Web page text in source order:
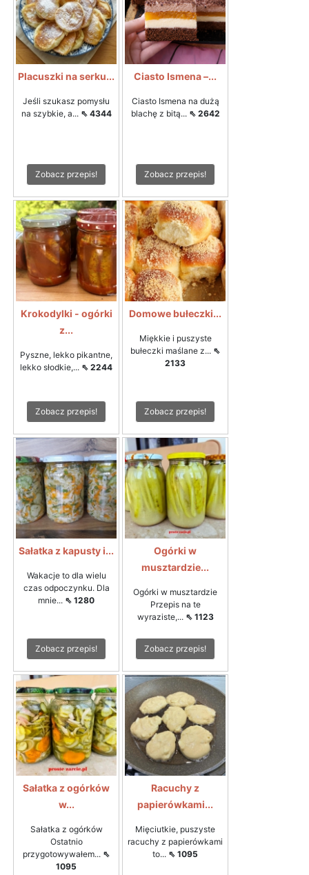
Placuszki na serku...
Jeśli szukasz pomysłu
na szybkie, a... ⇖ 4344
Zobacz przepis!
Ciasto Ismena –...
Ciasto Ismena na dużą
blachę z bitą... ⇖ 2642
Zobacz przepis!
Krokodylki - ogórki
z...
Pyszne, lekko pikantne,
lekko słodkie,... ⇖ 2244
Zobacz przepis!
Domowe bułeczki...
Miękkie i puszyste
bułeczki maślane z... ⇖
2133
Zobacz przepis!
Sałatka z kapusty i...
Wakacje to dla wielu
czas odpoczynku. Dla
mnie... ⇖ 1280
Zobacz przepis!
Ogórki w
musztardzie...
Ogórki w musztardzie
Przepis na te
wyraziste,... ⇖ 1123
Zobacz przepis!
Sałatka z ogórków
w...
Sałatka z ogórków
Ostatnio
przygotowywałem... ⇖
1095
Racuchy z
papierówkami...
Mięciutkie, puszyste
racuchy z papierówkami
to... ⇖ 1095